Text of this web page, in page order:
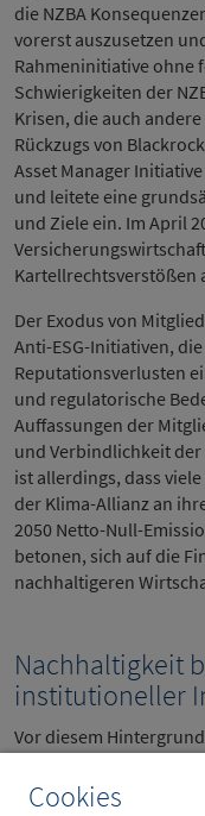
Cookies
die NZBA
vorerst auszusetzen
Rahmeninitiative ohne
Schwierigkeiten der
Krisen, die auch
Rückzugs von
Asset Manager
und leitete eine
und Ziele ein. Im April
Kartellrechtsverstößen
Der Exodus von
Anti-ESG-Initiativen,
Reputationsverlusten
und regulatorische
Auffassungen der
und Verbindlichkeit
ist allerdings, dass
der Klima-Allianz an
2050 Netto-Null-
betonen, sich auf die
nachhaltigeren
Nachhaltigkeit
institutioneller
Vor diesem
Mitglieder zählt,